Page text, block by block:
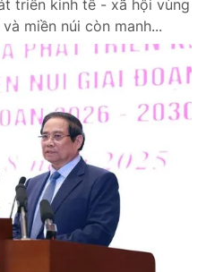
triển kinh tế - xã hội vùng
miền núi còn manh...